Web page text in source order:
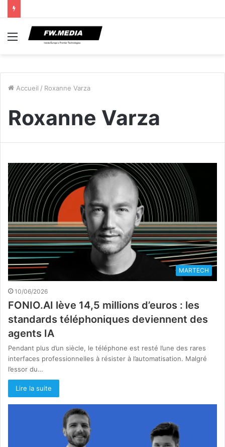
Menu
Accueil / Roxanne Varza
Roxanne Varza
MARTECH
10/06/2026
FONIO.AI lève 14,5 millions d’euros : les
standards téléphoniques deviennent des
agents IA
Pendant plus d’un siècle, le téléphone est resté l’une des rares
interfaces professionnelles à résister à l’automatisation. Malgré
l’essor du…
Lire la suite